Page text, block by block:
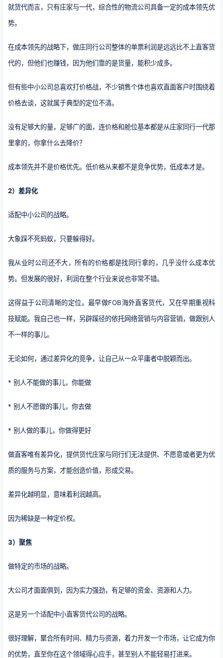
就货代而言，只有庄家与一代，综合性的物流公司具备一定的成本领先优
势。
在成本领先的战略下，做庄同行公司整体的单票利润是远远比不上直客货
代的，但他们也赚钱，因为他们靠的是货量，能积少成多。
但有些中小公司总喜欢打价格战，不少销售个体也喜欢直面客户时围绕着
价格去谈，这就属于典型的定位不清。
没有足够大的量，足够广的面，连价格和舱位基本都是从庄家同行一代那
里拿的，你拿什么去降价？
成本领先并不是价格优先。低价格从来都不是竞争优势，低成本才是。
2）差异化
适配中小公司的战略。
大象踩不死蚂蚁，只要躲得好。
我从业时公司还不大，所有的价格都是找同行拿的，几乎没什么成本优
势。但发展的很好，利润在整个行业来说也非常不错。
这得益于公司清晰的定位。最早做FOB海外直客货代，又在早期重视科
技赋能。我自己也一样，另辟蹊径的依托网络营销与内容营销，做跟别人
不一样的事儿。
无论如何，通过差异化的竞争，让自己从一众平庸者中脱颖而出。
* 别人不能做的事儿，你能做
* 别人不愿做的事儿，你去做
* 别人做的事儿，你做得更好
做直客唯有差异化，提供货代庄家与同行们无法提供、不愿意或者更为优
质的服务与方案，才能创造价值，形成交易。
差异化越明显，意味着利润越高。
因为稀缺是一种定价权。
3）聚焦
做特定的市场的战略。
大公司才面面俱到，因为实力强劲，有足够的资金、资源和人力。
这是另一个适配中小直客货代公司的战略。
很好理解，聚合所有时间、精力与资源，着力开发一个市场，让它成为你
的优势，直至你在这个领域得心应手，甚至别人不能轻易打进来。